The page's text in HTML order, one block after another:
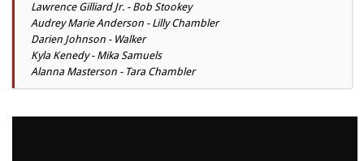
Lawrence Gilliard Jr. - Bob Stookey
Audrey Marie Anderson - Lilly Chambler
Darien Johnson - Walker
Kyla Kenedy - Mika Samuels
Alanna Masterson - Tara Chambler